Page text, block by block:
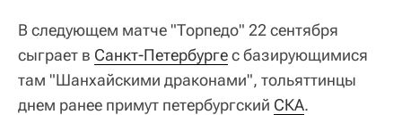
В следующем матче "Торпедо" 22 сентября
сыграет в Санкт-Петербургес базирующимися
там "Шанхайскими драконами", тольяттинцы
днем ранее примут петербургский СКА.